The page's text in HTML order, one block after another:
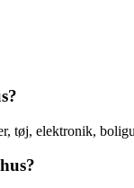
tøj, elektronik,